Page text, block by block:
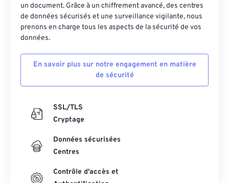
un document. Grâce à un chiffrement avancé, des centres
de données sécurisés et une surveillance vigilante, nous
prenons en charge tous les aspects de la sécurité de vos
données.
En savoir plus sur notre engagement en matière
de sécurité
SSL/TLS
Cryptage
Données sécurisées
Centres
Contrôle d'accès et